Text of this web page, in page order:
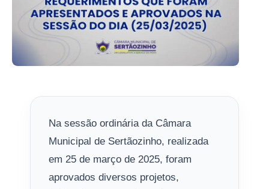
Na sessão ordinária da Câmara
Municipal de Sertãozinho, realizada
em 25 de março de 2025, foram
aprovados diversos projetos,